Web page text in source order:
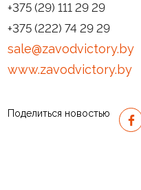
+375 (29) 111 29 29
+375 (222) 74 29 29
sale@zavodvictory.by
www.zavodvictory.by
Поделиться новостью